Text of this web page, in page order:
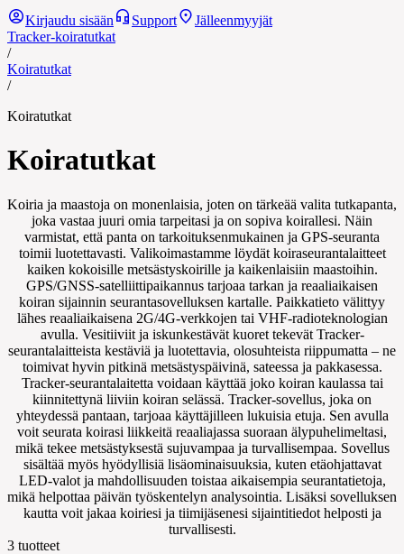
Kirjaudu sisään Support
Jälleenmyyjät
Tracker-koiratutkat
/
Koiratutkat
/
Koiratutkat
Koiratutkat
Koiria ja maastoja on monenlaisia, joten on tärkeää valita tutkapanta,
joka vastaa juuri omia tarpeitasi ja on sopiva koirallesi. Näin
varmistat, että panta on tarkoituksenmukainen ja GPS-seuranta
toimii luotettavasti. Valikoimastamme löydät koiraseurantalaitteet
kaiken kokoisille metsästyskoirille ja kaikenlaisiin maastoihin.
GPS/GNSS-satelliittipaikannus tarjoaa tarkan ja reaaliaikaisen
koiran sijainnin seurantasovelluksen kartalle. Paikkatieto välittyy
lähes reaaliaikaisena 2G/4G-verkkojen tai VHF-radioteknologian
avulla. Vesitiiviit ja iskunkestävät kuoret tekevät Tracker-
seurantalaitteista kestäviä ja luotettavia, olosuhteista riippumatta – ne
toimivat hyvin pitkinä metsästyspäivinä, sateessa ja pakkasessa.
Tracker-seurantalaitetta voidaan käyttää joko koiran kaulassa tai
kiinnitettynä liiviin koiran selässä. Tracker-sovellus, joka on
yhteydessä pantaan, tarjoaa käyttäjilleen lukuisia etuja. Sen avulla
voit seurata koirasi liikkeitä reaaliajassa suoraan älypuhelimeltasi,
mikä tekee metsästyksestä sujuvampaa ja turvallisempaa. Sovellus
sisältää myös hyödyllisiä lisäominaisuuksia, kuten etäohjattavat
LED-valot ja mahdollisuuden toistaa aikaisempia seurantatietoja,
mikä helpottaa päivän työskentelyn analysointia. Lisäksi sovelluksen
kautta voit jakaa koiriesi ja tiimijäsenesi sijaintitiedot helposti ja
turvallisesti.
3 tuotteet